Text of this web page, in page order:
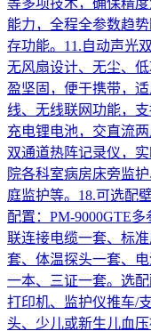
能力，全程全参数趋
存功能。11.自动声光
无风扇设计、无尘、
盈坚固，便于携带，
线、无线联网功能，
充电锂电池，交直流
双通道热阵记录仪，
院各科室病房床旁监
庭监护等。18.可选配
配置：PM-9000GTE
联连接电缆一套、标
套、体温探头一套、
一本、三证一套。选
打印机、监护仪推车/
头、少儿或新生儿血